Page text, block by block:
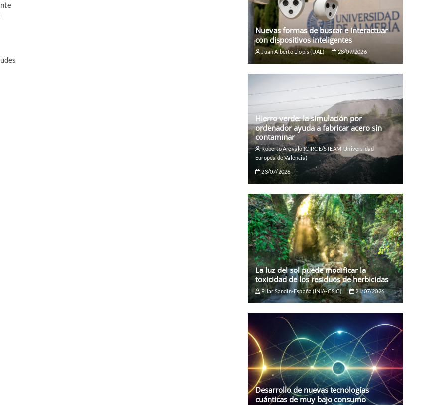
Nuevas formas de buscar e interactuar
con dispositivos inteligentes
Juan Alberto Llopis (UAL) 28/07/2026
Hierro verde: la simulación por
ordenador ayuda a fabricar acero sin
contaminar
Roberto Arévalo (CIRCE/STEAM-Universidad
Europea de Valencia)
23/07/2026
La luz del sol puede modificar la
toxicidad de los residuos de herbicidas
Pilar Sandin-España (INIA-CSIC) 21/07/2026
Desarrollo de nuevas tecnologías
cuánticas de muy bajo consumo